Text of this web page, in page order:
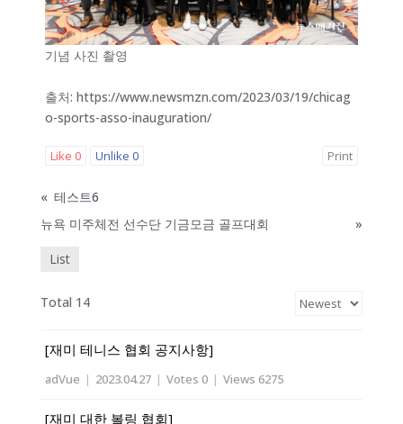
기념 사진 촬영
출처: https://www.newsmzn.com/2023/03/19/chicag
o-sports-asso-inauguration/
Like 0 Unlike 0 Print
« 테스트6
뉴욕 미주체전 선수단 기금모금 골프대회
»
List
Total 14
[재미 테니스 협회 공지사항]
adVue | 2023.04.27 | Votes 0 | Views 6275
[재미 대한 볼링 협회]